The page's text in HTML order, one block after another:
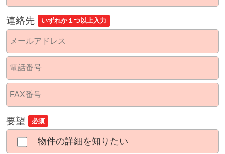
連絡先 いずれか１つ以上入力
要望 必須
物件の詳細を知りたい